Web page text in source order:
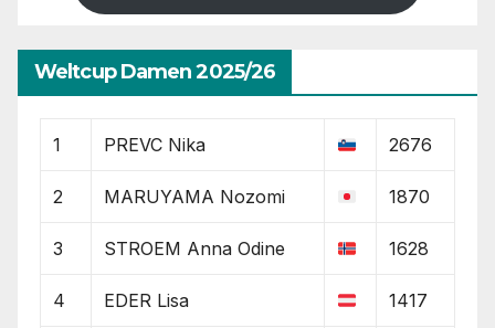
Weltcup Damen 2025/26
1 PREVC Nika 2676
2 MARUYAMA Nozomi 1870
3 STROEM Anna Odine 1628
4 EDER Lisa 1417